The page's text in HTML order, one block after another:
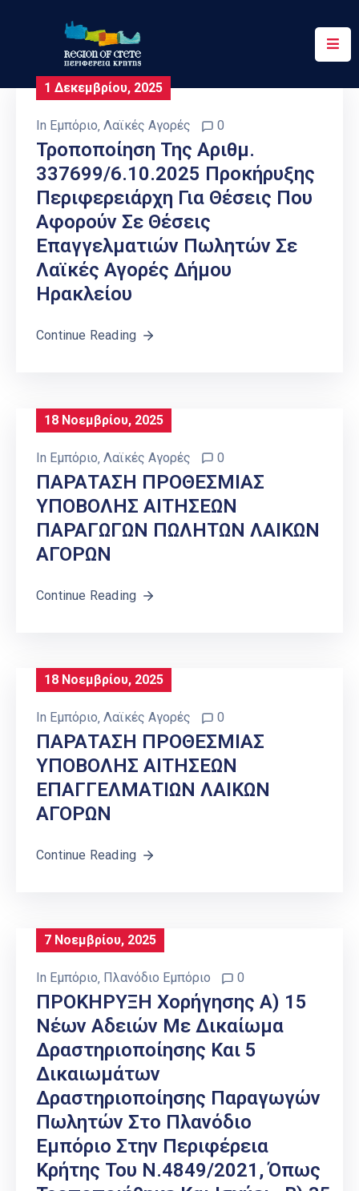
Περιφέρεια
Έργα
Δράσεις
Ψηφιακές
Υπηρεσίες
Επικοινωνία
1 Δεκεμβρίου, 2025
In Εμπόριο‚ Λαϊκές Αγορές 0
Τροποποίηση Της Αριθμ.
337699/6.10.2025 Προκήρυξης
Περιφερειάρχη Για Θέσεις Που
Αφορούν Σε Θέσεις
Επαγγελματιών Πωλητών Σε
Λαϊκές Αγορές Δήμου
Ηρακλείου
Continue Reading
18 Νοεμβρίου, 2025
In Εμπόριο Λαϊκές Αγορές 0
ΠΑΡΑΤΑΣΗ ΠΡΟΘΕΣΜΙΑΣ
ΥΠΟΒΟΛΗΣ ΑΙΤΗΣΕΩΝ
ΠΑΡΑΓΩΓΩΝ ΠΩΛΗΤΩΝ ΛΑΙΚΩΝ
ΑΓΟΡΩΝ
Continue Reading
18 Νοεμβρίου, 2025
In Εμπόριο‚ Λαϊκές Αγορές 0
ΠΑΡΑΤΑΣΗ ΠΡΟΘΕΣΜΙΑΣ
ΥΠΟΒΟΛΗΣ ΑΙΤΗΣΕΩΝ
ΕΠΑΓΓΕΛΜΑΤΙΩΝ ΛΑΙΚΩΝ
ΑΓΟΡΩΝ
Continue Reading
7 Νοεμβρίου, 2025
In Εμπόριο‚ Πλανόδιο Εμπόριο 0
ΠΡΟΚΗΡΥΞΗ Χορήγησης Α) 15
Νέων Αδειών Με Δικαίωμα
Δραστηριοποίησης Και 5
Δικαιωμάτων
Δραστηριοποίησης Παραγωγών
Πωλητών Στο Πλανόδιο
Εμπόριο Στην Περιφέρεια
Κρήτης Του Ν.4849/2021, Όπως